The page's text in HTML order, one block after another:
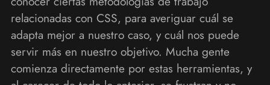
relacionadas con CSS, para averiguar cuál se
adapta mejor a nuestro caso, y cuál nos puede
servir más en nuestro objetivo. Mucha gente
comienza directamente por estas herramientas, y